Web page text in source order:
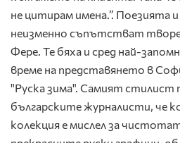
не цитирам имена.”. Поезията
неизменно съпътстват
Фере. Те бяха и сред най-
време на представянето в
"Руска зима". Самият стилист
българските журналисти, че
колекция е мислел за